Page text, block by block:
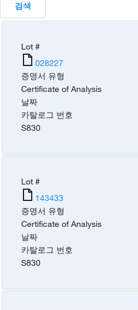
검색
Lot #
028227
증명서 유형
Certificate of Analysis
날짜
카탈로그 번호
S830
Lot #
143433
증명서 유형
Certificate of Analysis
날짜
카탈로그 번호
S830